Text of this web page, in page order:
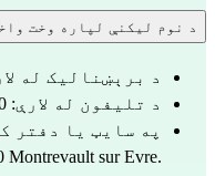
د نوم لیکنې لپاره وخت
د برېښنالیک له
د تلیفون له لارې: 02.41.56.19.70
په سایټ یا دفتر
Montrevault sur Evre.